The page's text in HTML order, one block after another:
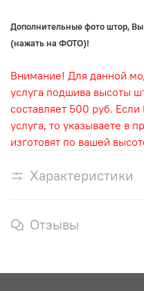
Дополнительные фото штор,
(нажать на ФОТО)!
Внимание! Для данной
услуга подшива высоты
составляет 500 руб.
услуга, то указываете в
изготовят по вашей
Характеристики
Отзывы